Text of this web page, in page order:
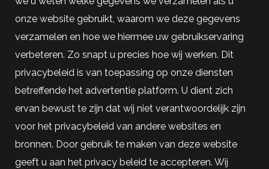
onze website gebruikt, waarom we deze gegevens
verzamelen en hoe we hiermee uw gebruikservaring
verbeteren. Zo snapt u precies hoe wij werken. Dit
privacybeleid is van toepassing op onze diensten
betreffende het advertentie platform. U dient zich
ervan bewust te zijn dat wij niet verantwoordelijk zijn
voor het privacybeleid van andere websites en
bronnen. Door gebruik te maken van deze website
geeft u aan het privacy beleid te accepteren. Wij